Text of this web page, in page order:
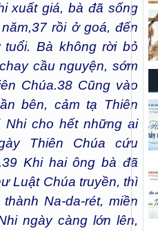
xuất giá, bà đã sống
37 rồi ở goá, đến
Bà không rời bỏ
cầu nguyện, sớm
Chúa.38 Cũng vào
bên, cảm tạ Thiên
Nhi cho hết những ai
Thiên Chúa cứu
39Khi hai ông bà đã
Luật Chúa truyền, thì
Na-da-rét, miền
ngày càng lớn lên,